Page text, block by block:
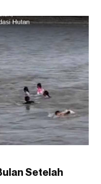
Setelah